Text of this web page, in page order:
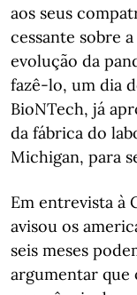
aos seus
cessante sobre
evolução da
fazê-lo, um dia
BioNTech, já
da fábrica do
Michigan, para
Em entrevista à
avisou os
seis meses
argumentar que